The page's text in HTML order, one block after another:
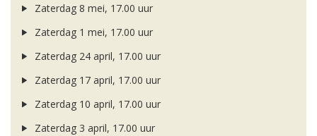
Zaterdag 8 mei, 17.00 uur
Zaterdag 1 mei, 17.00 uur
Zaterdag 24 april, 17.00 uur
Zaterdag 17 april, 17.00 uur
Zaterdag 10 april, 17.00 uur
Zaterdag 3 april, 17.00 uur